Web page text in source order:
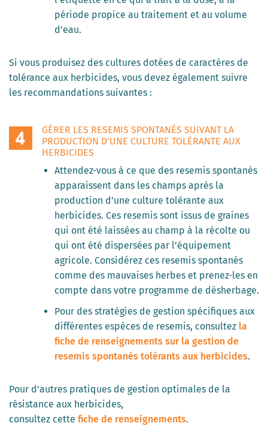
période propice au traitement et au volume
d’eau.
Si vous produisez des cultures dotées de caractères de
tolérance aux herbicides, vous devez également suivre
les recommandations suivantes :
GÉRER LES RESEMIS SPONTANÉS SUIVANT LA
PRODUCTION D’UNE CULTURE TOLÉRANTE AUX
HERBICIDES
Attendez-vous à ce que des resemis spontanés
apparaissent dans les champs après la
production d’une culture tolérante aux
herbicides. Ces resemis sont issus de graines
qui ont été laissées au champ à la récolte ou
qui ont été dispersées par l’équipement
agricole. Considérez ces resemis spontanés
comme des mauvaises herbes et prenez-les en
compte dans votre programme de désherbage.
Pour des stratégies de gestion spécifiques aux
différentes espèces de resemis, consultez la
fiche de renseignements sur la gestion de
resemis spontanés tolérants aux herbicides.
Pour d’autres pratiques de gestion optimales de la
résistance aux herbicides,
consultez cette fiche de renseignements.